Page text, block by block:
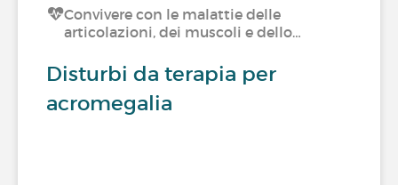
Convivere con le malattie delle
articolazioni, dei muscoli e dello…
Disturbi da terapia per
acromegalia